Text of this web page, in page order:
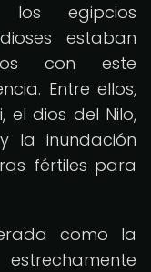
egipcios
estaban
con este
Entre ellos,
dios del Nilo,
la inundación
fértiles para
como la